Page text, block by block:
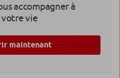
accompagner à
votre vie
maintenant